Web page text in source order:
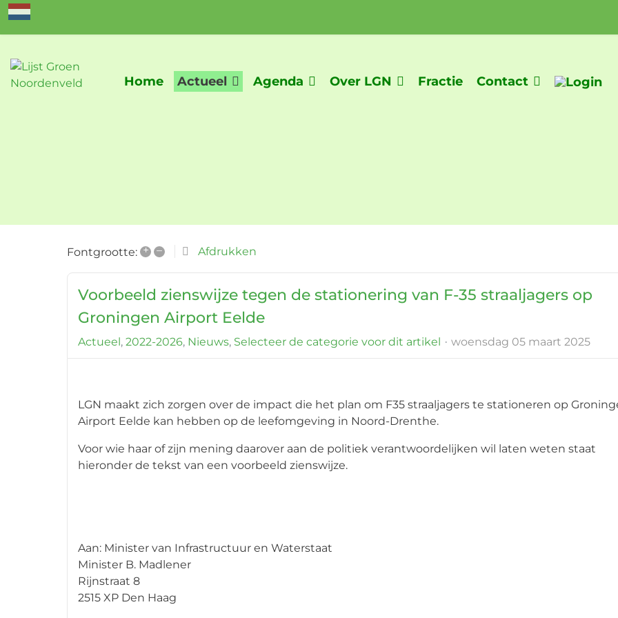
Home Actueel Agenda Over LGN Fractie Contact
Fontgrootte: + – Afdrukken
Voorbeeld zienswijze tegen de stationering van F-35 straaljagers op
Groningen Airport Eelde
Actueel 2022-2026 Nieuws Selecteer de categorie voor dit artikel woensdag 05 maart 2025
LGN maakt zich zorgen over de impact die het plan om F35 straaljagers te stationeren op
Airport Eelde kan hebben op de leefomgeving in Noord-Drenthe.
Voor wie haar of zijn mening daarover aan de politiek verantwoordelijken wil laten weten staat
hieronder de tekst van een voorbeeld zienswijze.
Aan: Minister van Infrastructuur en Waterstaat
Minister B. Madlener
Rijnstraat 8
2515 XP Den Haag